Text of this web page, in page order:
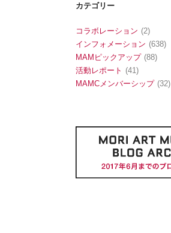
カテゴリー
コラボレーション (2)
インフォメーション (638)
MAMピックアップ (88)
活動レポート (41)
MAMCメンバーシップ (32)